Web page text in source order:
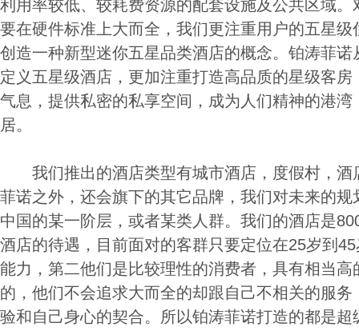
利用率较低、较耗费资源的配套设施及公共区域
要在硬件标准上大而全，我们更注重用户的五星
创造一种新型迷你五星品类酒店的概念。铂涛菲
定义五星级酒店，更加注重打造高品质的星级客
气息，提供私密的私享空间，成为人们精神的港
居。
我们推出的酒店类型有城市酒店，度假村，酒
菲诺之外，还会旗下的其它品牌，我们对未来的
中国的某一阶层，或者某类人群。我们的酒店是
酒店的待遇，目前面对的客群只要定位在25岁到
能力，第二他们是比较理性的消费者，具有相当
的，他们不会追求大而全的却跟自己不相关的服
验和自己身心的契合。所以铂涛菲诺打造的都是